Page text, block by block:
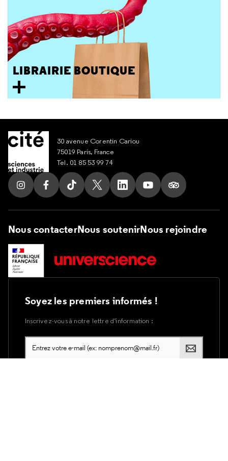
LIBRAIRIE BOUTIQUE
30 avenue Corentin Cariou
75019 Paris, France
Tel. 01 85 53 99 74
Suivez nous sur Instagram
Suivez nous sur Facebook
Suivez nous sur Tik Tok
Suivez nous sur X
Suivez nous sur LinkedIn
Suivez nous sur
Suivez nous
Nous contacterNous soutenirNous rejoindre
Soyez les premiers informés !
Inscrivez-vous à notre lettre d’information :